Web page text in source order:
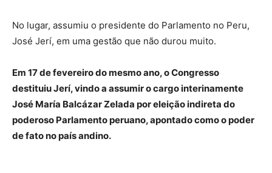
No lugar, assumiu o presidente do Parlamento no Peru,
José Jerí, em uma gestão que não durou muito.
Em 17 de fevereiro do mesmo ano, o Congresso
destituiu Jerí, vindo a assumir o cargo interinamente
José María Balcázar Zelada por eleição indireta do
poderoso Parlamento peruano, apontado como o poder
de fato no país andino.